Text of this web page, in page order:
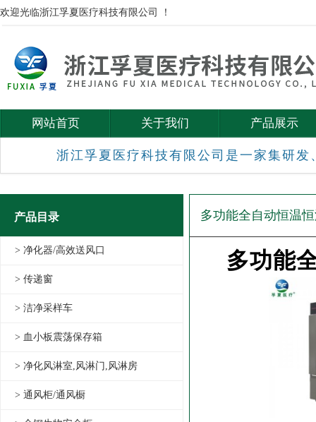
欢迎光临浙江孚夏医疗科技有限公司 ！
网站首页 关于我们 产品展示
浙江孚夏医疗科技有限公司是一家集研
产品目录
> 净化器/高效送风口
> 传递窗
> 洁净采样车
> 血小板震荡保存箱
> 净化风淋室,风淋门,风淋房
> 通风柜/通风橱
多功能全自动恒温
多功能